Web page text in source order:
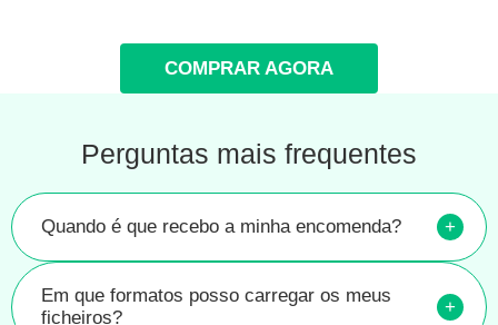
COMPRAR AGORA
Perguntas mais frequentes
Quando é que recebo a minha encomenda? +
Em que formatos posso carregar os meus
ficheiros?
+